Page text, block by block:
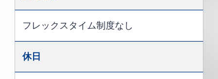
フレックスタイム制度なし
休日